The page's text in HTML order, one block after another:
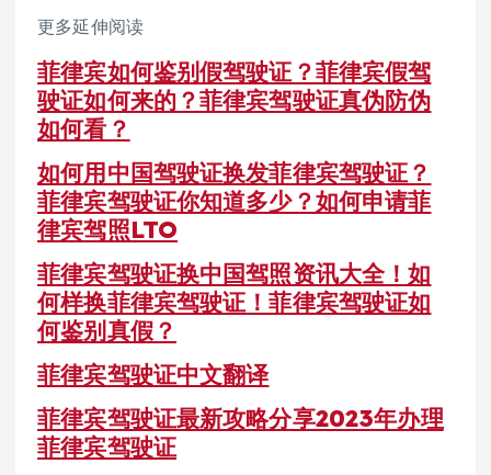
更多延伸阅读
菲律宾如何鉴别假驾驶证？菲律宾假驾
驶证如何来的？菲律宾驾驶证真伪防伪
如何看？
如何用中国驾驶证换发菲律宾驾驶证？
菲律宾驾驶证你知道多少？如何申请菲
律宾驾照LTO
菲律宾驾驶证换中国驾照资讯大全！如
何样换菲律宾驾驶证！菲律宾驾驶证如
何鉴别真假？
菲律宾驾驶证中文翻译
菲律宾驾驶证最新攻略分享2023年办理
菲律宾驾驶证